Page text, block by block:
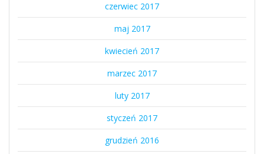
czerwiec 2017
maj 2017
kwiecień 2017
marzec 2017
luty 2017
styczeń 2017
grudzień 2016